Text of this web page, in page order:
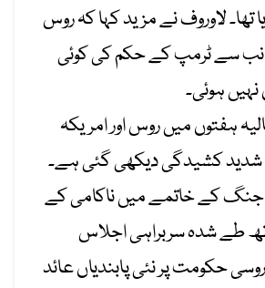
تھا۔ لاوروف نے مزید کہا کہ روس
سے ٹرمپ کے حکم کی کوئی
ہوئی۔
ہفتوں میں روس اور امریکہ
کشیدگی دیکھی گئی ہے۔
جنگ کے خاتمے میں ناکامی کے
طے شدہ سربراہی اجلاس
حکومت پر نئی پابندیاں عائد